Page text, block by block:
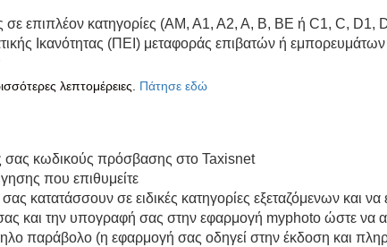
σε επιπλέον κατηγορίες (ΑΜ, Α1, Α2, Α, Β, ΒΕ ή C1, C, D1,
Ικανότητας (ΠΕΙ) μεταφοράς επιβατών ή εμπορευμάτων
λεπτομέρειες. Πάτησε εδώ
κωδικούς πρόσβασης στο Taxisnet
που επιθυμείτε
κατατάσσουν σε ειδικές κατηγορίες εξεταζόμενων και
σας και την υπογραφή σας στην εφαρμογή myphoto ώστε να
παράβολο (η εφαρμογή σας οδηγεί στην έκδοση και